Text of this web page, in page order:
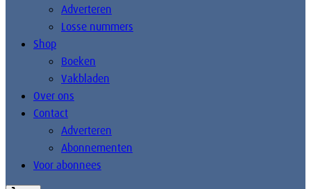
Adverteren
Losse nummers
Shop
Boeken
Vakbladen
Over ons
Contact
Adverteren
Abonnementen
Voor abonnees